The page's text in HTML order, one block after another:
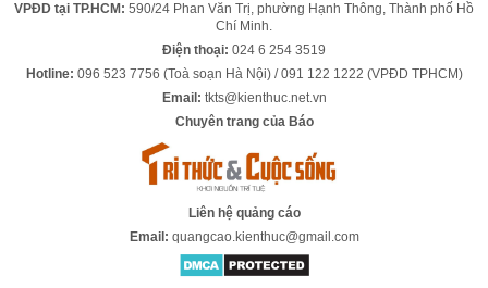
VPĐD tại TP.HCM: 590/24 Phan Văn Trị, phường Hạnh Thông, Thành phố Hồ
Chí Minh.
Điện thoại: 024 6 254 3519
Hotline: 096 523 7756 (Toà soạn Hà Nội) / 091 122 1222 (VPĐD TPHCM)
Email: tkts@kienthuc.net.vn
Chuyên trang của Báo
Liên hệ quảng cáo
Email: quangcao.kienthuc@gmail.com